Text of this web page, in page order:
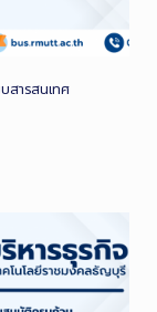
สารสนเทศ